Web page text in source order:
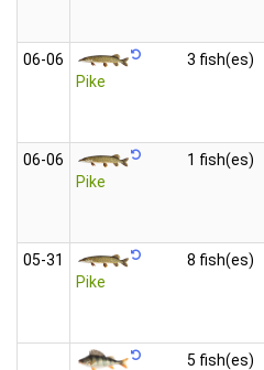
06‑06
Pike
3 fish(es)
06‑06
Pike
1 fish(es)
05‑31
Pike
8 fish(es)
5 fish(es)